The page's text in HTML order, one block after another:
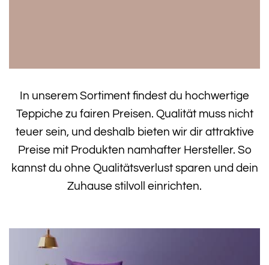
In unserem Sortiment findest du hochwertige
Teppiche zu fairen Preisen. Qualität muss nicht
teuer sein, und deshalb bieten wir dir attraktive
Preise mit Produkten namhafter Hersteller. So
kannst du ohne Qualitätsverlust sparen und dein
Zuhause stilvoll einrichten.